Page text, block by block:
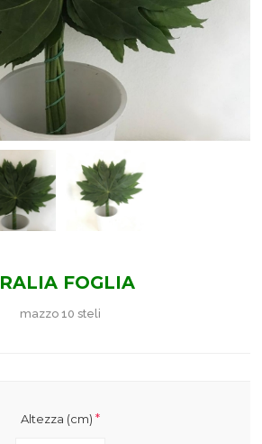
FOGLIA
mazzo 10 steli
Altezza (cm) *